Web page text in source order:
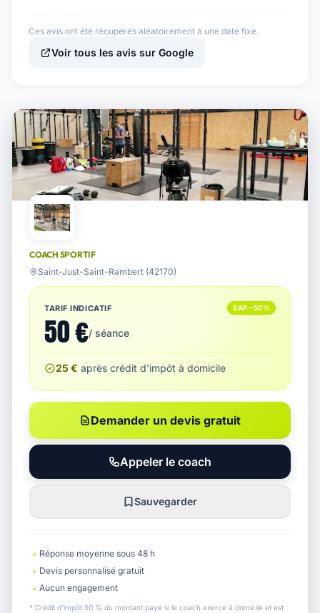
Ces avis ont été récupérés aléatoirement à une date fixe.
Voir tous les avis sur Google
COACH SPORTIF
Saint-Just-Saint-Rambert (42170)
TARIF INDICATIF SAP −50%
50 €/ séance
25 € après crédit d'impôt à domicile
Demander un devis gratuit
Appeler le coach
Sauvegarder
Réponse moyenne sous 48 h
Devis personnalisé gratuit
Aucun engagement
* Crédit d'impôt 50 % du montant payé si le coach exerce à domicile et est